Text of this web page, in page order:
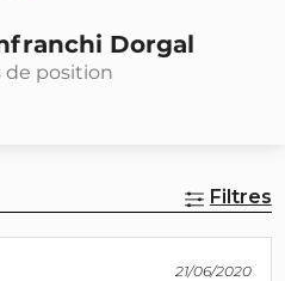
Dorgal
de position
Filtres
21/06/2020